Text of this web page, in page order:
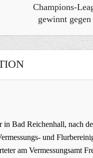
Champions-
gewinnt
Bad Reichenhall, nach
und
am Vermessungsamt